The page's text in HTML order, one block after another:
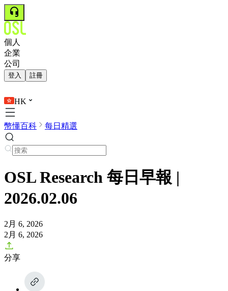
個人
企業
公司
登入 註冊
HK
幣懂百科 每日精選
OSL Research 每日早報 |
2026.02.06
2月 6, 2026
2月 6, 2026
分享